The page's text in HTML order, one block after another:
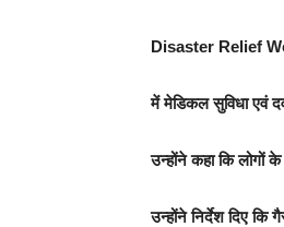
Disaster Relief
में मेडिकल सुविधा एवं
उन्होंने कहा कि लोगों
उन्होंने निर्देश दिए